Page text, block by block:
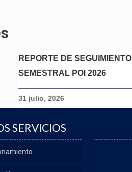
REPORTE DE SEGUIMIENTO
SEMESTRAL POI 2026
31 julio, 2026
SERVICIOS